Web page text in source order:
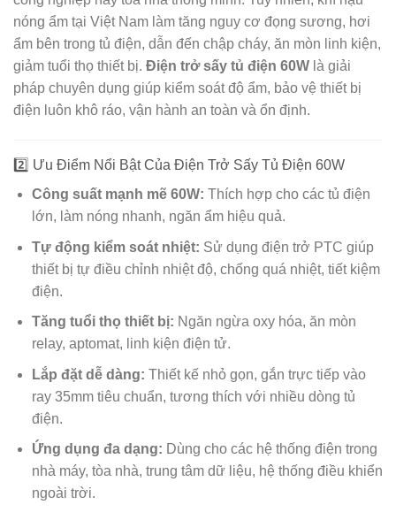
nóng ẩm tại Việt Nam làm tăng nguy cơ đọng sương, hơi
ẩm bên trong tủ điện, dẫn đến chập cháy, ăn mòn linh kiện,
giảm tuổi thọ thiết bị. Điện trở sấy tủ điện 60W là giải
pháp chuyên dụng giúp kiểm soát độ ẩm, bảo vệ thiết bị
điện luôn khô ráo, vận hành an toàn và ổn định.
2️⃣ Ưu Điểm Nổi Bật Của Điện Trở Sấy Tủ Điện 60W
Công suất mạnh mẽ 60W: Thích hợp cho các tủ điện
lớn, làm nóng nhanh, ngăn ẩm hiệu quả.
Tự động kiểm soát nhiệt: Sử dụng điện trở PTC giúp
thiết bị tự điều chỉnh nhiệt độ, chống quá nhiệt, tiết kiệm
điện.
Tăng tuổi thọ thiết bị: Ngăn ngừa oxy hóa, ăn mòn
relay, aptomat, linh kiện điện tử.
Lắp đặt dễ dàng: Thiết kế nhỏ gọn, gắn trực tiếp vào
ray 35mm tiêu chuẩn, tương thích với nhiều dòng tủ
điện.
Ứng dụng đa dạng: Dùng cho các hệ thống điện trong
nhà máy, tòa nhà, trung tâm dữ liệu, hệ thống điều khiển
ngoài trời.